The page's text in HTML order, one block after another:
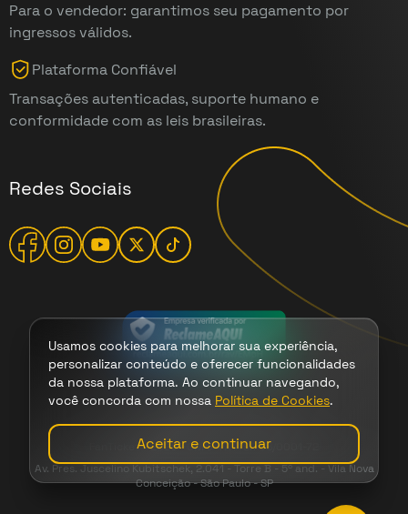
Usamos cookies para melhorar sua experiência,
personalizar conteúdo e oferecer funcionalidades
da nossa plataforma. Ao continuar navegando,
você concorda com nossa Política de Cookies.
Aceitar e continuar
Para o vendedor: garantimos seu pagamento por
ingressos válidos.
Plataforma Confiável
Transações autenticadas, suporte humano e
conformidade com as leis brasileiras.
Redes Sociais
FanTicket - 2026 - CNPJ 47.149.708/0001-72
Av. Pres. Juscelino Kubitschek, 2.041 - Torre B - 5º and. - Vila Nova
Conceição - São Paulo - SP